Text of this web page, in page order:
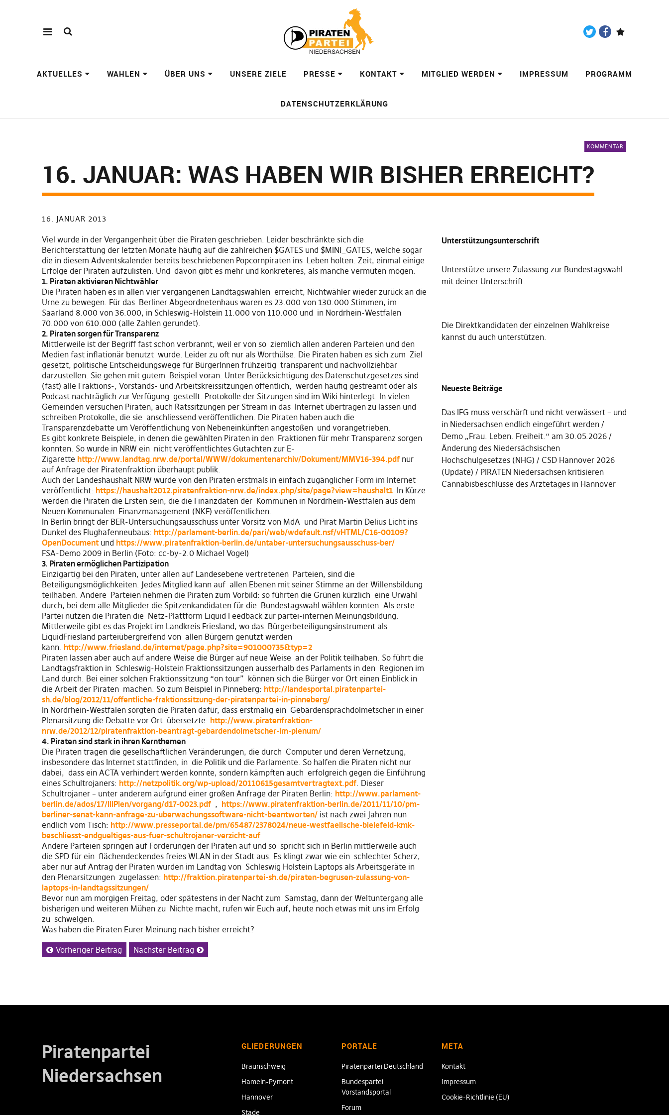
AKTUELLES WAHLEN ÜBER UNS UNSERE ZIELE PRESSE KONTAKT MITGLIED WERDEN IMPRESSUM PROGRAMM
DATENSCHUTZERKLÄRUNG
KOMMENTAR
16. JANUAR: WAS HABEN WIR BISHER ERREICHT?
16. JANUAR 2013
Viel wurde in der Vergangenheit über die Piraten geschrieben. Leider beschränkte sich die
Berichterstattung der letzten Monate häufig auf die zahlreichen $GATES und $MINI_GATES, welche sogar
die in diesem Adventskalender bereits beschriebenen Popcornpiraten ins Leben holten. Zeit, einmal einige
Erfolge der Piraten aufzulisten. Und davon gibt es mehr und konkreteres, als manche vermuten mögen.
1. Piraten aktivieren Nichtwähler
Die Piraten haben es in allen vier vergangenen Landtagswahlen erreicht, Nichtwähler wieder zurück an die
Urne zu bewegen. Für das Berliner Abgeordnetenhaus waren es 23.000 von 130.000 Stimmen, im
Saarland 8.000 von 36.000, in Schleswig-Holstein 11.000 von 110.000 und in Nordrhein-Westfalen
70.000 von 610.000 (alle Zahlen gerundet).
2. Piraten sorgen für Transparenz
Mittlerweile ist der Begriff fast schon verbrannt, weil er von so ziemlich allen anderen Parteien und den
Medien fast inflationär benutzt wurde. Leider zu oft nur als Worthülse. Die Piraten haben es sich zum Ziel
gesetzt, politische Entscheidungswege für BürgerInnen frühzeitig transparent und nachvollziehbar
darzustellen. Sie gehen mit gutem Beispiel voran. Unter Berücksichtigung des Datenschutzgesetzes sind
(fast) alle Fraktions-, Vorstands- und Arbeitskreissitzungen öffentlich, werden häufig gestreamt oder als
Podcast nachträglich zur Verfügung gestellt. Protokolle der Sitzungen sind im Wiki hinterlegt. In vielen
Gemeinden versuchen Piraten, auch Ratssitzungen per Stream in das Internet übertragen zu lassen und
schreiben Protokolle, die sie anschliessend veröffentlichen. Die Piraten haben auch die
Transparenzdebatte um Veröffentlichung von Nebeneinkünften angestoßen und vorangetrieben.
Es gibt konkrete Beispiele, in denen die gewählten Piraten in den Fraktionen für mehr Transparenz sorgen
konnten. So wurde in NRW ein nicht veröffentlichtes Gutachten zur E-
Zigarette http://www.landtag.nrw.de/portal/WWW/dokumentenarchiv/Dokument/MMV16-394.pdf nur
auf Anfrage der Piratenfraktion überhaupt publik.
Auch der Landeshaushalt NRW wurde von den Piraten erstmals in einfach zugänglicher Form im Internet
veröffentlicht: https://haushalt2012.piratenfraktion-nrw.de/index.php/site/page?view=haushalt1 In Kürze
werden die Piraten die Ersten sein, die die Finanzdaten der Kommunen in Nordrhein-Westfalen aus dem
Neuen Kommunalen Finanzmanagement (NKF) veröffentlichen.
In Berlin bringt der BER-Untersuchungsausschuss unter Vorsitz von MdA und Pirat Martin Delius Licht ins
Dunkel des Flughafenneubaus: http://parlament-berlin.de/pari/web/wdefault.nsf/vHTML/C16-00109?
OpenDocumentund https://www.piratenfraktion-berlin.de/untaber-untersuchungsausschuss-ber/
FSA-Demo 2009 in Berlin (Foto: cc-by-2.0 Michael Vogel)
3. Piraten ermöglichen Partizipation
Einzigartig bei den Piraten, unter allen auf Landesebene vertretenen Parteien, sind die
Beteiligungsmöglichkeiten. Jedes Mitglied kann auf allen Ebenen mit seiner Stimme an der Willensbildung
teilhaben. Andere Parteien nehmen die Piraten zum Vorbild: so führten die Grünen kürzlich eine Urwahl
durch, bei dem alle Mitglieder die Spitzenkandidaten für die Bundestagswahl wählen konnten. Als erste
Partei nutzen die Piraten die Netz-Plattform Liquid Feedback zur partei-internen Meinungsbildung.
Mittlerweile gibt es das Projekt im Landkreis Friesland, wo das Bürgerbeteiligungsinstrument als
LiquidFriesland parteiübergreifend von allen Bürgern genutzt werden
kann. http://www.friesland.de/internet/page.php?site=901000735&typ=2
Piraten lassen aber auch auf andere Weise die Bürger auf neue Weise an der Politik teilhaben. So führt die
Landtagsfraktion in Schleswig-Holstein Fraktionssitzungen ausserhalb des Parlaments in den Regionen im
Land durch. Bei einer solchen Fraktionssitzung “on tour” können sich die Bürger vor Ort einen Einblick in
die Arbeit der Piraten machen. So zum Beispiel in Pinneberg: http://landesportal.piratenpartei-
sh.de/blog/2012/11/offentliche-fraktionssitzung-der-piratenpartei-in-pinneberg/
In Nordrhein-Westfalen sorgten die Piraten dafür, dass erstmalig ein Gebärdensprachdolmetscher in einer
Plenarsitzung die Debatte vor Ort übersetzte: http://www.piratenfraktion-
nrw.de/2012/12/piratenfraktion-beantragt-gebardendolmetscher-im-plenum/
4. Piraten sind stark in ihren Kernthemen
Die Piraten tragen die gesellschaftlichen Veränderungen, die durch Computer und deren Vernetzung,
insbesondere das Internet stattfinden, in die Politik und die Parlamente. So halfen die Piraten nicht nur
dabei, dass ein ACTA verhindert werden konnte, sondern kämpften auch erfolgreich gegen die Einführung
eines Schultrojaners: http://netzpolitik.org/wp-upload/20110615gesamtvertragtext.pdf. Dieser
Schultrojaner – unter anderem aufgrund einer großen Anfrage der Piraten Berlin: http://www.parlament-
berlin.de/ados/17/IIIPlen/vorgang/d17-0023.pdf , https://www.piratenfraktion-berlin.de/2011/11/10/pm-
berliner-senat-kann-anfrage-zu-uberwachungssoftware-nicht-beantworten/ ist nach zwei Jahren nun
endlich vom Tisch: http://www.presseportal.de/pm/65487/2378024/neue-westfaelische-bielefeld-kmk-
beschliesst-endgueltiges-aus-fuer-schultrojaner-verzicht-auf
Andere Parteien springen auf Forderungen der Piraten auf und so spricht sich in Berlin mittlerweile auch
die SPD für ein flächendeckendes freies WLAN in der Stadt aus. Es klingt zwar wie ein schlechter Scherz,
aber nur auf Antrag der Piraten wurden im Landtag von Schleswig Holstein Laptops als Arbeitsgeräte in
den Plenarsitzungen zugelassen: http://fraktion.piratenpartei-sh.de/piraten-begrusen-zulassung-von-
laptops-in-landtagssitzungen/
Bevor nun am morgigen Freitag, oder spätestens in der Nacht zum Samstag, dann der Weltuntergang alle
bisherigen und weiteren Mühen zu Nichte macht, rufen wir Euch auf, heute noch etwas mit uns im Erfolg
zu schwelgen.
Was haben die Piraten Eurer Meinung nach bisher erreicht?
Vorheriger Beitrag Nächster Beitrag
Unterstützungsunterschrift
Unterstütze unsere Zulassung zur Bundestagswahl
mit deiner Unterschrift.
Die Direktkandidaten der einzelnen Wahlkreise
kannst du auch unterstützen.
Neueste Beiträge
Das IFG muss verschärft und nicht verwässert – und
in Niedersachsen endlich eingeführt werden
Demo „Frau. Leben. Freiheit.“ am 30.05.2026
Änderung des Niedersächsischen
Hochschulgesetzes (NHG)
CSD Hannover 2026
(Update)
PIRATEN Niedersachsen kritisieren
Cannabisbeschlüsse des Ärztetages in Hannover
Piratenpartei
Niedersachsen
GLIEDERUNGEN
Braunschweig
Hameln-Pymont
Hannover
Stade
PORTALE
Piratenpartei Deutschland
Bundespartei
Vorstandsportal
Forum
META
Kontakt
Impressum
Cookie-Richtlinie (EU)